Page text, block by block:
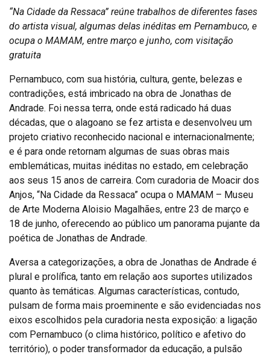
“Na Cidade da Ressaca” reúne trabalhos de diferentes fases
do artista visual, algumas delas inéditas em Pernambuco, e
ocupa o MAMAM, entre março e junho, com visitação
gratuita
Pernambuco, com sua história, cultura, gente, belezas e
contradições, está imbricado na obra de Jonathas de
Andrade. Foi nessa terra, onde está radicado há duas
décadas, que o alagoano se fez artista e desenvolveu um
projeto criativo reconhecido nacional e internacionalmente;
e é para onde retornam algumas de suas obras mais
emblemáticas, muitas inéditas no estado, em celebração
aos seus 15 anos de carreira. Com curadoria de Moacir dos
Anjos, “Na Cidade da Ressaca” ocupa o MAMAM – Museu
de Arte Moderna Aloisio Magalhães, entre 23 de março e
18 de junho, oferecendo ao público um panorama pujante da
poética de Jonathas de Andrade.
Aversa a categorizações, a obra de Jonathas de Andrade é
plural e prolífica, tanto em relação aos suportes utilizados
quanto às temáticas. Algumas características, contudo,
pulsam de forma mais proeminente e são evidenciadas nos
eixos escolhidos pela curadoria nesta exposição: a ligação
com Pernambuco (o clima histórico, político e afetivo do
território), o poder transformador da educação, a pulsão